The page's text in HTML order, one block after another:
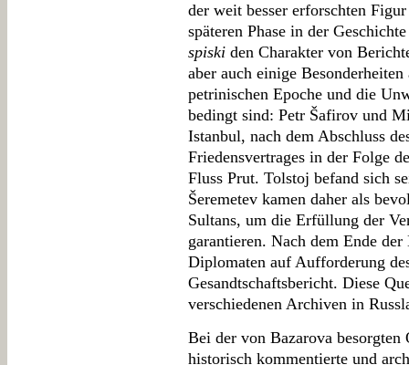
der weit besser erforschten
späteren Phase in der
spiski den Charakter von
aber auch einige
petrinischen Epoche und die
bedingt sind: Petr Šafirov und
Istanbul, nach dem Abschluss
Friedensvertrages in der Folge
Fluss Prut. Tolstoj befand sich
Šeremetev kamen daher als
Sultans, um die Erfüllung der
garantieren. Nach dem Ende
Diplomaten auf Aufforderung
Gesandtschaftsbericht. Diese
verschiedenen Archiven in
Bei der von Bazarova
historisch kommentierte und